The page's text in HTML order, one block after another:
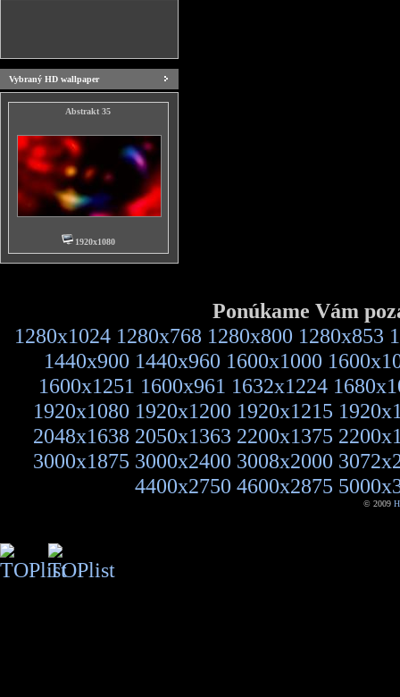
Vybraný HD wallpaper
Abstrakt 35
1920x1080
Ponúkame Vám
1280x1024 1280x768 1280x800 1280x853
1440x900 1440x960 1600x1000
1600x1251 1600x961 1632x1224
1920x1080 1920x1200 1920x1215
2048x1638 2050x1363 2200x1375
3000x1875 3000x2400 3008x2000
4400x2750 4600x2875
© 2009